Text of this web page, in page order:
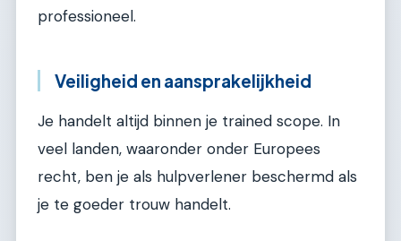
professioneel.
Veiligheid en aansprakelijkheid
Je handelt altijd binnen je trained scope. In
veel landen, waaronder onder Europees
recht, ben je als hulpverlener beschermd als
je te goeder trouw handelt.